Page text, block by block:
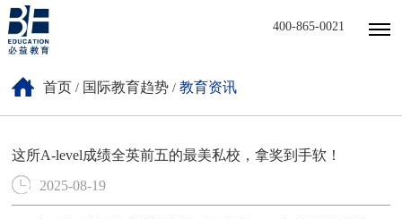
400-865-0021
首页 / 国际教育趋势 /教育资讯
这所A-level成绩全英前五的最美私校，拿奖到手软！
2025-08-19